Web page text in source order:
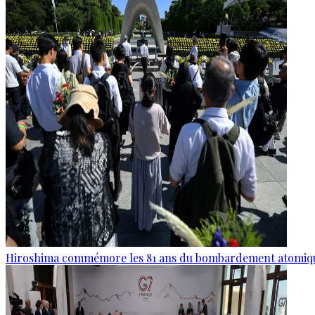
Hiroshima commémore les 81 ans du bombardement